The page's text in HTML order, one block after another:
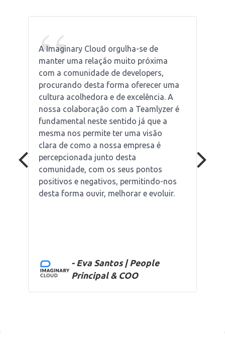
“
A Imaginary Cloud orgulha-se de
manter uma relação muito próxima
com a comunidade de developers,
procurando desta forma oferecer uma
cultura acolhedora e de excelência. A
nossa colaboração com a Teamlyzer é
fundamental neste sentido já que a
mesma nos permite ter uma visão
clara de como a nossa empresa é
percepcionada junto desta
comunidade, com os seus pontos
positivos e negativos, permitindo-nos
desta forma ouvir, melhorar e evoluir.
- Eva Santos | People
Principal & COO